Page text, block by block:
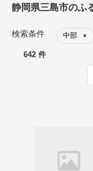
静岡県三島市のふ
検索条件 中部 ×
642 件